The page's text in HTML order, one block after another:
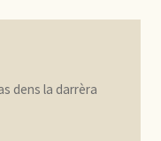
dens la darrèra